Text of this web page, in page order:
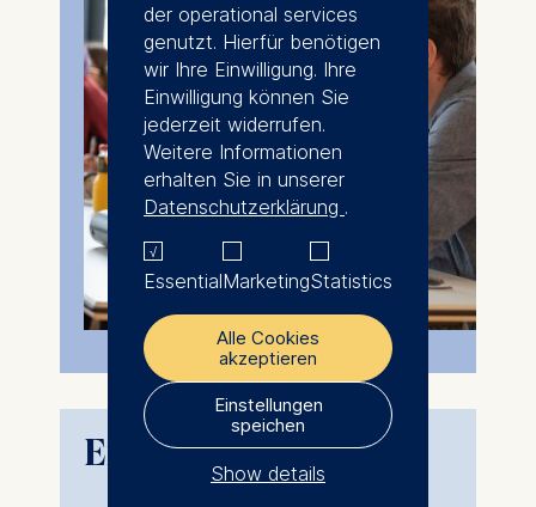
Executive Education
der operational services
genutzt. Hierfür benötigen
wir Ihre Einwilligung. Ihre
Einwilligung können Sie
jederzeit widerrufen.
Weitere Informationen
erhalten Sie in unserer
Datenschutzerklärung .
EssentialMarketingStatistics
Alle Cookies
akzeptieren
Einstellungen
speichen
Show details